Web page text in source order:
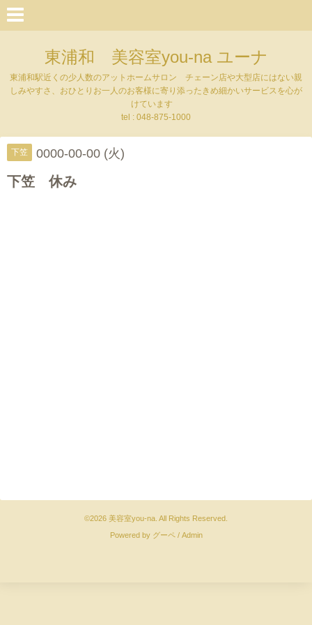
東浦和 美容室you-na ユーナ
東浦和駅近くの少人数のアットホームサロン チェーン店や大型店にはない親
しみやすさ、おひとりお一人のお客様に寄り添ったきめ細かいサービスを心が
けています
tel : 048-875-1000
下笠 0000-00-00 (火)
下笠 休み
©2026 美容室you-na . All Rights Reserved.
Powered by グーペ/ Admin